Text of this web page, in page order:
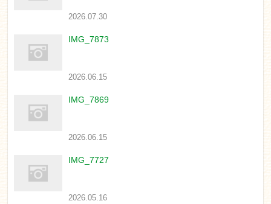
2026.07.30
IMG_7873
2026.06.15
IMG_7869
2026.06.15
IMG_7727
2026.05.16